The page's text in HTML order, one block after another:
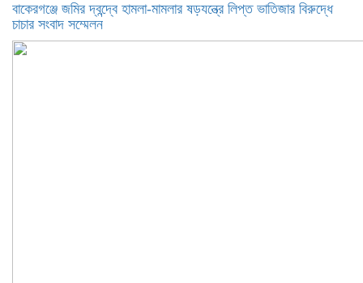
বাকেরগঞ্জে জমির দ্বন্দ্বে হামলা-মামলার ষড়যন্ত্রে লিপ্ত ভাতিজার বিরুদ্ধে
চাচার সংবাদ সম্মেলন